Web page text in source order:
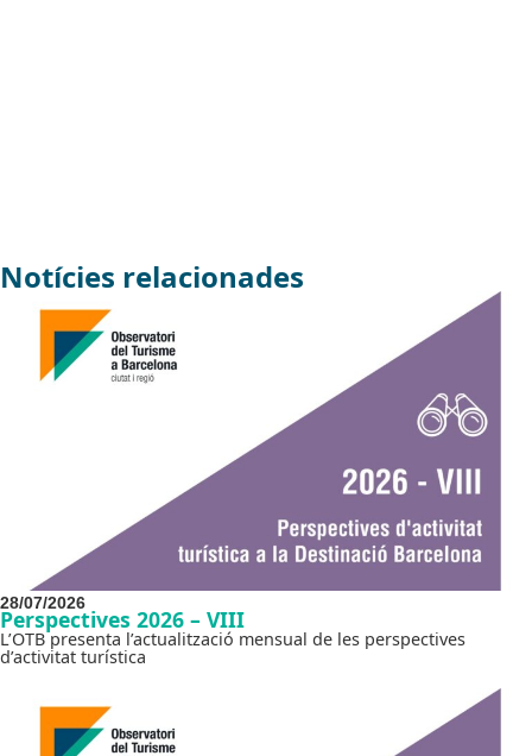
Notícies relacionades
28/07/2026
Perspectives 2026 – VIII
L’OTB presenta l’actualització mensual de les perspectives
d’activitat turística